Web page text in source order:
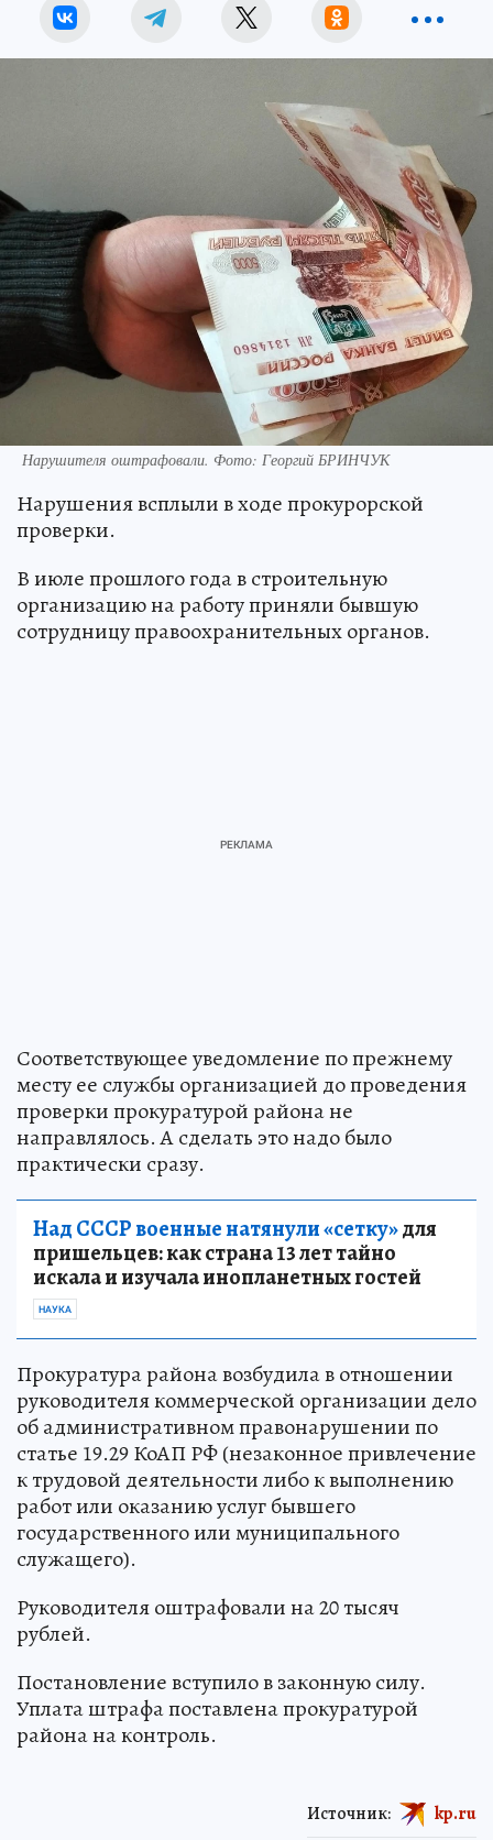
Нарушителя оштрафовали. Фото: Георгий БРИНЧУК
Нарушения всплыли в ходе прокурорской
проверки.
В июле прошлого года в строительную
организацию на работу приняли бывшую
сотрудницу правоохранительных органов.
Соответствующее уведомление по прежнему
месту ее службы организацией до проведения
проверки прокуратурой района не
направлялось. А сделать это надо было
практически сразу.
Над СССР военные натянули «сетку»для
пришельцев: как страна 13 лет тайно
искала и изучала инопланетных гостей
НАУКА
Прокуратура района возбудила в отношении
руководителя коммерческой организации дело
об административном правонарушении по
статье 19.29 КоАП РФ (незаконное привлечение
к трудовой деятельности либо к выполнению
работ или оказанию услуг бывшего
государственного или муниципального
служащего).
Руководителя оштрафовали на 20 тысяч
рублей.
Постановление вступило в законную силу.
Уплата штрафа поставлена прокуратурой
района на контроль.
Источник: kp.ru